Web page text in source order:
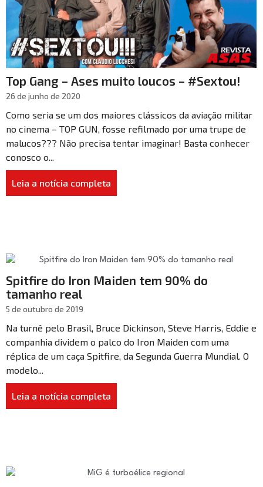
Top Gang – Ases muito loucos – #Sextou!
26 de junho de 2020
Como seria se um dos maiores clássicos da aviação militar
no cinema – TOP GUN, fosse refilmado por uma trupe de
malucos??? Não precisa tentar imaginar! Basta conhecer
conosco o...
Leia a notícia completa
Spitfire do Iron Maiden tem 90% do
tamanho real
5 de outubro de 2019
Na turnê pelo Brasil, Bruce Dickinson, Steve Harris, Eddie e
companhia dividem o palco do Iron Maiden com uma
réplica de um caça Spitfire, da Segunda Guerra Mundial. O
modelo...
Leia a notícia completa